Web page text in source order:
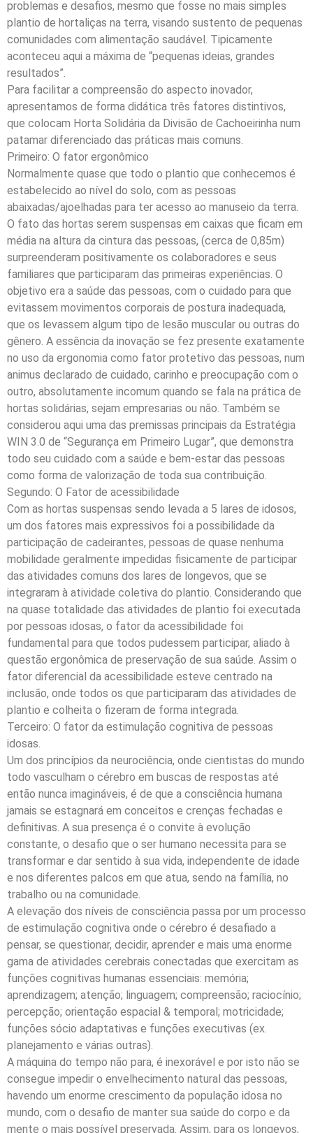
problemas e desafios, mesmo que fosse no mais simples
plantio de hortaliças na terra, visando sustento de pequenas
comunidades com alimentação saudável. Tipicamente
aconteceu aqui a máxima de “pequenas ideias, grandes
resultados”.
Para facilitar a compreensão do aspecto inovador,
apresentamos de forma didática três fatores distintivos,
que colocam Horta Solidária da Divisão de Cachoeirinha num
patamar diferenciado das práticas mais comuns.
Primeiro: O fator ergonômico
Normalmente quase que todo o plantio que conhecemos é
estabelecido ao nível do solo, com as pessoas
abaixadas/ajoelhadas para ter acesso ao manuseio da terra.
O fato das hortas serem suspensas em caixas que ficam em
média na altura da cintura das pessoas, (cerca de 0,85m)
surpreenderam positivamente os colaboradores e seus
familiares que participaram das primeiras experiências. O
objetivo era a saúde das pessoas, com o cuidado para que
evitassem movimentos corporais de postura inadequada,
que os levassem algum tipo de lesão muscular ou outras do
gênero. A essência da inovação se fez presente exatamente
no uso da ergonomia como fator protetivo das pessoas, num
animus declarado de cuidado, carinho e preocupação com o
outro, absolutamente incomum quando se fala na prática de
hortas solidárias, sejam empresarias ou não. Também se
considerou aqui uma das premissas principais da Estratégia
WIN 3.0 de “Segurança em Primeiro Lugar”, que demonstra
todo seu cuidado com a saúde e bem-estar das pessoas
como forma de valorização de toda sua contribuição.
Segundo: O Fator de acessibilidade
Com as hortas suspensas sendo levada a 5 lares de idosos,
um dos fatores mais expressivos foi a possibilidade da
participação de cadeirantes, pessoas de quase nenhuma
mobilidade geralmente impedidas fisicamente de participar
das atividades comuns dos lares de longevos, que se
integraram à atividade coletiva do plantio. Considerando que
na quase totalidade das atividades de plantio foi executada
por pessoas idosas, o fator da acessibilidade foi
fundamental para que todos pudessem participar, aliado à
questão ergonômica de preservação de sua saúde. Assim o
fator diferencial da acessibilidade esteve centrado na
inclusão, onde todos os que participaram das atividades de
plantio e colheita o fizeram de forma integrada.
Terceiro: O fator da estimulação cognitiva de pessoas
idosas.
Um dos princípios da neurociência, onde cientistas do mundo
todo vasculham o cérebro em buscas de respostas até
então nunca imagináveis, é de que a consciência humana
jamais se estagnará em conceitos e crenças fechadas e
definitivas. A sua presença é o convite à evolução
constante, o desafio que o ser humano necessita para se
transformar e dar sentido à sua vida, independente de idade
e nos diferentes palcos em que atua, sendo na família, no
trabalho ou na comunidade.
A elevação dos níveis de consciência passa por um processo
de estimulação cognitiva onde o cérebro é desafiado a
pensar, se questionar, decidir, aprender e mais uma enorme
gama de atividades cerebrais conectadas que exercitam as
funções cognitivas humanas essenciais: memória;
aprendizagem; atenção; linguagem; compreensão; raciocínio;
percepção; orientação espacial & temporal; motricidade;
funções sócio adaptativas e funções executivas (ex.
planejamento e várias outras).
A máquina do tempo não para, é inexorável e por isto não se
consegue impedir o envelhecimento natural das pessoas,
havendo um enorme crescimento da população idosa no
mundo, com o desafio de manter sua saúde do corpo e da
mente o mais possível preservada. Assim, para os longevos,